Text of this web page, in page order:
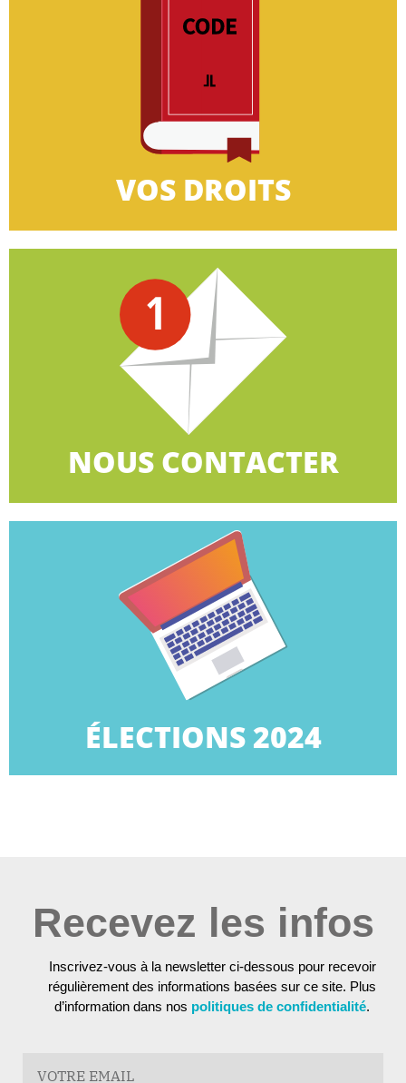
VOS DROITS
VOS DROITS
Retrouvez dans cette rubrique toutes les
très petites entreprises.
NOUS CONTACTER
NOUS CONTACTER
Retrouvez la CGT à côté de chez vous avec plus de
900 organisations territoriales ou contactez-nous par
le biais du formulaire en ligne.
CLIQUEZ ICI
ÉLECTIONS 2024
ÉLECTIONS 2024
Retrouvez dans cette rubrique tous les éléments de
la campagne des élections professionnelles dans les
TPE.
CLIQUEZ ICI
Recevez les infos
Inscrivez-vous à la newsletter ci-dessous pour recevoir
régulièrement des informations basées sur ce site. Plus
d’information dans nos politiques de confidentialité.